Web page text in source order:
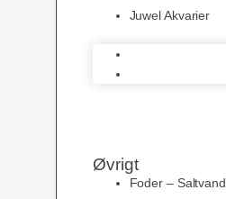
Juwel Akvarier
Øvrigt
Foder – Saltvand